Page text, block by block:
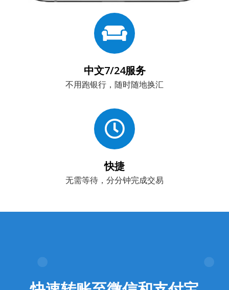
中文7/24服务
不用跑银行，随时随地换汇
快捷
无需等待，分分钟完成交易